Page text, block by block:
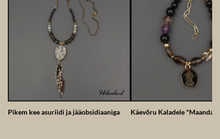
Pikem kee asuriidi ja jääobsidiaaniga Käevõru Kaladele